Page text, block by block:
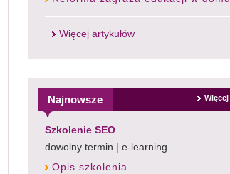
Więcej artykułów
Więcej
Najnowsze
Szkolenie SEO
dowolny termin | e-learning
Opis szkolenia